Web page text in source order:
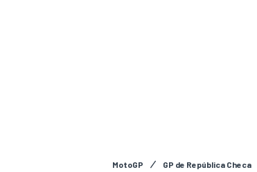
MotoGP GP de República Checa